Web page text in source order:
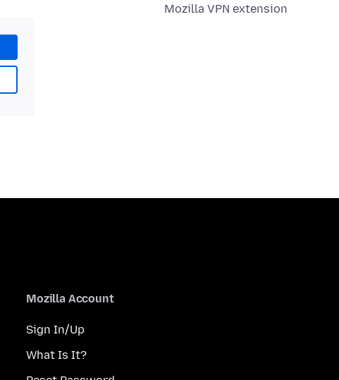
Mozilla VPN extension
Mozilla Account
Sign In/Up
What Is It?